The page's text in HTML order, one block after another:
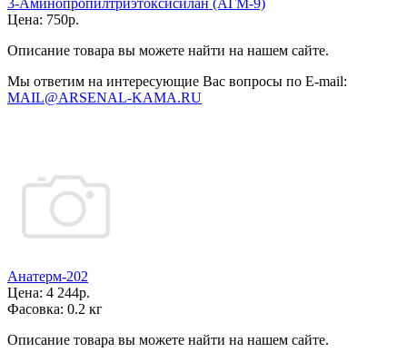
3-Аминопропилтриэтоксисилан (АГМ-9)
Цена: 750р.
Описание товара вы можете найти на нашем сайте.
Мы ответим на интересующие Вас вопросы по E-mail:
MAIL@ARSENAL-KAMA.RU
Анатерм-202
Цена: 4 244р.
Фасовка: 0.2 кг
Описание товара вы можете найти на нашем сайте.